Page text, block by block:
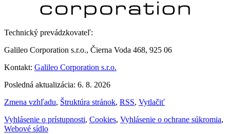
Technický prevádzkovateľ:
Galileo Corporation s.r.o., Čierna Voda 468, 925 06
Kontakt: Galileo Corporation s.r.o.
Posledná aktualizácia: 6. 8. 2026
Zmena vzhľadu, Štruktúra stránok, RSS, Vytlačiť
Vyhlásenie o prístupnosti, Cookies, Vyhlásenie o ochrane súkromia,
Webové sídlo